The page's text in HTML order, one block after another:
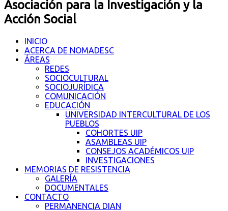
Asociación para la Investigación y la
Acción Social
INICIO
ACERCA DE NOMADESC
ÁREAS
REDES
SOCIOCULTURAL
SOCIOJURÍDICA
COMUNICACIÓN
EDUCACIÓN
UNIVERSIDAD INTERCULTURAL DE LOS
PUEBLOS
COHORTES UIP
ASAMBLEAS UIP
CONSEJOS ACADÉMICOS UIP
INVESTIGACIONES
MEMORIAS DE RESISTENCIA
GALERÍA
DOCUMENTALES
CONTACTO
PERMANENCIA DIAN